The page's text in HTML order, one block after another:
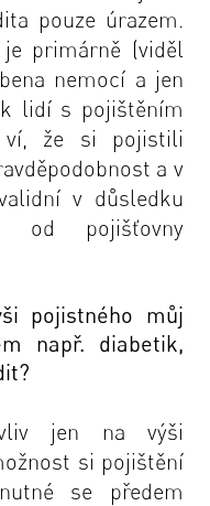
pouze úrazem.
primárně (viděl
nemocí a jen
lidí s pojištěním
ví, že si pojistili
a v
v důsledku
od pojišťovny
pojistného můj
např. diabetik,
jen na výši
si pojištění
se předem